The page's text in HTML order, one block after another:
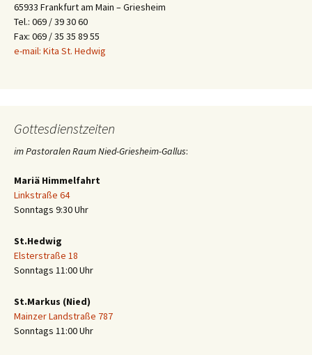
65933 Frankfurt am Main – Griesheim
Tel.: 069 / 39 30 60
Fax: 069 / 35 35 89 55
e-mail: Kita St. Hedwig
Gottesdienstzeiten
im Pastoralen Raum Nied-Griesheim-Gallus:
Mariä Himmelfahrt
Linkstraße 64
Sonntags 9:30 Uhr
St.Hedwig
Elsterstraße 18
Sonntags 11:00 Uhr
St.Markus (Nied)
Mainzer Landstraße 787
Sonntags 11:00 Uhr